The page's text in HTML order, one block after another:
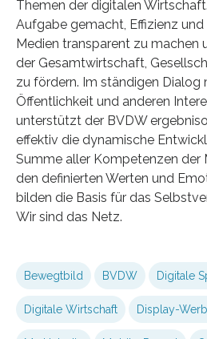
Themen der digitalen
Aufgabe gemacht, Effizienz
Medien transparent zu machen
der Gesamtwirtschaft,
zu fördern. Im ständigen Dialog
Öffentlichkeit und anderen
unterstützt der BVDW
effektiv die dynamische
Summe aller Kompetenzen der
den definierten Werten und
bilden die Basis für das
Wir sind das Netz.
Bewegtbild BVDW Digitale
Digitale Wirtschaft Display-